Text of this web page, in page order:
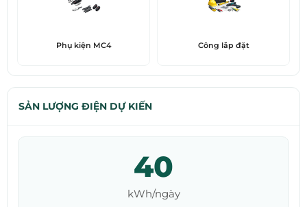
Phụ kiện MC4 Công lắp đặt
SẢN LƯỢNG ĐIỆN DỰ KIẾN
40
kWh/ngày